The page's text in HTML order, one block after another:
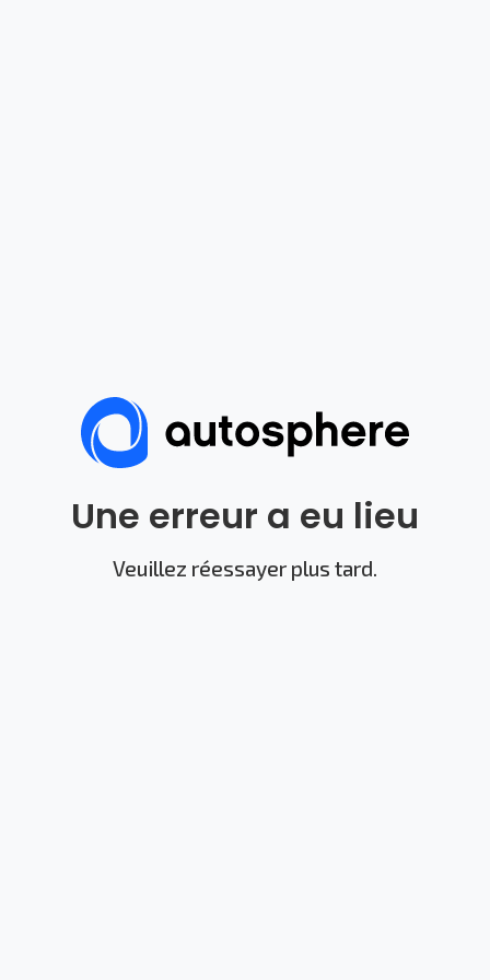
Une erreur a eu lieu
Veuillez réessayer plus tard.